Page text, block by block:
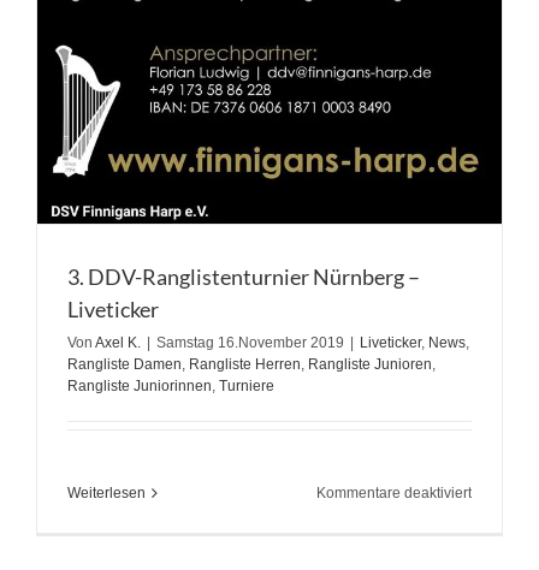
3. DDV-Ranglistenturnier Nürnberg –
Liveticker
Von Axel K. | Samstag 16.November 2019 | Liveticker, News,
Rangliste Damen, Rangliste Herren, Rangliste Junioren,
Rangliste Juniorinnen, Turniere
Weiterlesen Kommentare deaktiviertfür